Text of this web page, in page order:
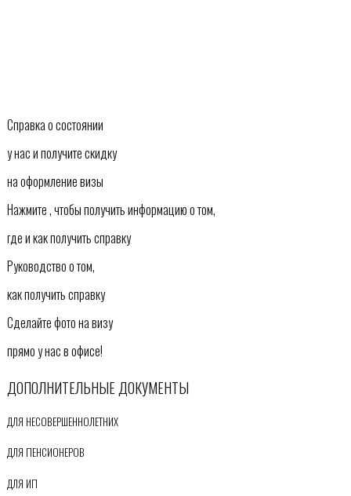
Справка о состоянии
у нас и получите скидку
на оформление визы
Нажмите , чтобы получить информацию о том,
где и как получить справку
Руководство о том,
как получить справку
Сделайте фото на визу
прямо у нас в офисе!
ДОПОЛНИТЕЛЬНЫЕ ДОКУМЕНТЫ
ДЛЯ НЕСОВЕРШЕННОЛЕТНИХ
ДЛЯ ПЕНСИОНЕРОВ
ДЛЯ ИП